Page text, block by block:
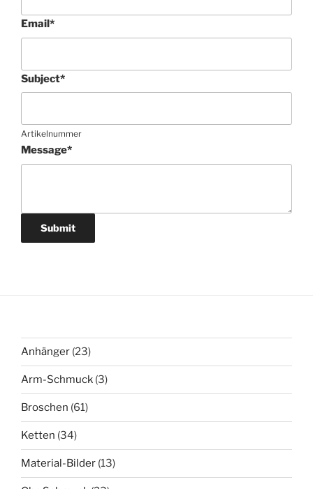
Email *
Subject*
Artikelnummer
Message*
Submit
Anhänger 2323
Produkte
Arm-Schmuck 33
Produkte
Broschen 6161
Produkte
Ketten 3434
Produkte
Material-Bilder 1313
Produkte